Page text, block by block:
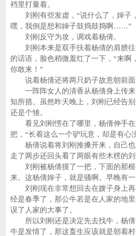
裆里打量着。
刘刚有些发虚，“说什么了，婶子
嘿，我倒是想和婶子鼓捣鼓捣啊……”
刘刚反守为攻，调戏着杨倩。
刘刚本来是双手扶着杨倩的肩膀往
的话语，脸色稍微羞红了一下，“来啊
你敢来！”
说着杨倩还将两只奶子故意朝前面
一阵阵女人的清香从杨倩身上传来
知所措。虽然昨天晚上，刘刚已经告
还是个雏。
看见刘刚愣在了哪里，杨倩伸手在
把，“长着这么一个驴玩意，却是有
杨倩说着将刘刚推搡开来，自己也
走了两步还回头看了两眼有些木楞的刘
刘刚被杨倩摸了一把，下面的那根
来。这杨倩婶子，就是骚啊。早晚有一
刘刚现在非常想回去在嫂子身上再
经是春季了，那公牛若是在人家的地
误了人家的大事了。
所以刘刚还是决定先去找牛，杨倩
牛是发情了，那这畜生应该就是朝着